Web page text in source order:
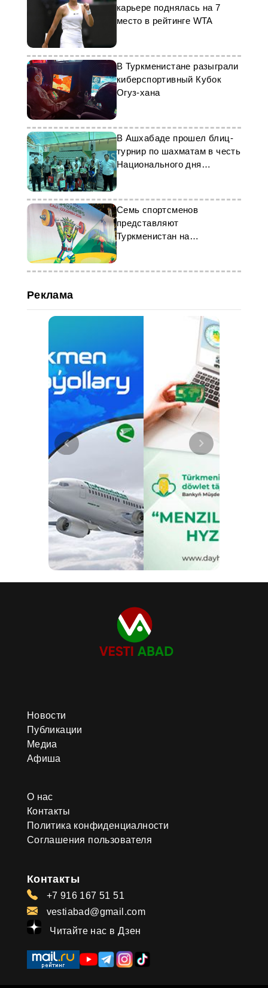
карьере поднялась на 7
место в рейтинге WTA
В Туркменистане разыграли
киберспортивный Кубок
Огуз-хана
В Ашхабаде прошел блиц-
турнир по шахматам в честь
Национального дня
Франции
Семь спортсменов
представляют
Туркменистан на
чемпионате мира в
Колумбии
Реклама
Новости
Публикации
Медиа
Афиша
О нас
Контакты
Политика конфиденциалности
Соглашения пользователя
Контакты
+7 916 167 51 51
vestiabad@gmail.com
Читайте нас в Дзен